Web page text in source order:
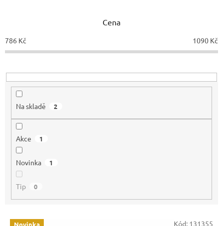
o
d
k
t
Cena
786 Kč 1090 Kč
Na skladě 2
Akce 1
Novinka 1
Tip 0
V Novinka Kód: 131355